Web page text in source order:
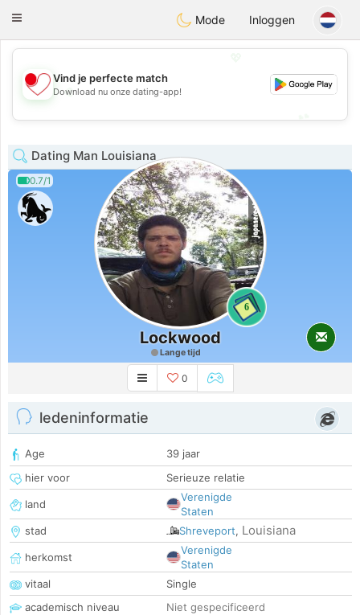
日本 Chat
Toggle
Mode Inloggen
💖
💕
Vind je perfecte match
Download nu onze dating-app!
Dating Man Louisiana
0.7/1
6
Lockwood
Lange tijd
0
ledeninformatie
Age
39 jaar
hier voor
Serieuze relatie
land
Verenigde
Staten
stad
Shreveport, Louisiana
herkomst
Verenigde
Staten
vitaal
Single
academisch niveau
Niet gespecificeerd